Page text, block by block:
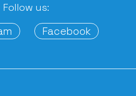
Follow us:
Facebook